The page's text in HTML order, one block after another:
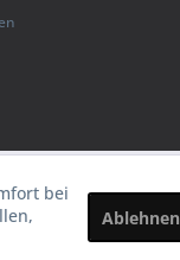
bei
Ablehnen